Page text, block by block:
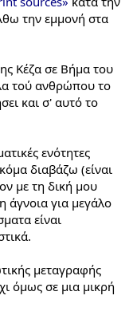
την εμμονή στα
Κέζα σε Βήμα του
τού ανθρώπου το
και σ' αυτό το
ενότητες
διαβάζω (είναι
με τη δική μου
άγνοια για μεγάλο
είναι
μεταγραφής
όμως σε μια μικρή